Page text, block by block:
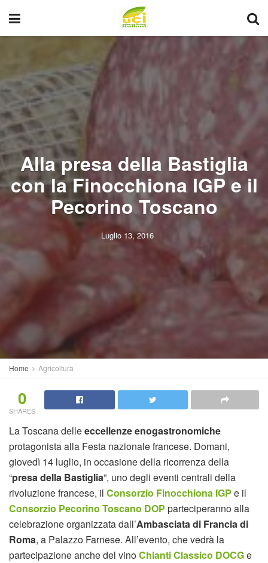
Alla presa della Bastiglia
con la Finocchiona IGP e il
Pecorino Toscano
Luglio 13, 2016
Home Agricoltura
0
SHARES
La Toscana delleeccellenze enogastronomiche
protagonista alla Festa nazionale francese. Domani,
giovedì 14 luglio, in occasione della ricorrenza della
“presa della Bastiglia”, uno degli eventi centrali della
rivoluzione francese, il Consorzio Finocchiona IGP e il
Consorzio Pecorino Toscano DOP parteciperanno alla
celebrazione organizzata dall’Ambasciata di Francia di
Roma, a Palazzo Farnese. All’evento, che vedrà la
partecipazione anche del vinoChianti Classico DOCGe